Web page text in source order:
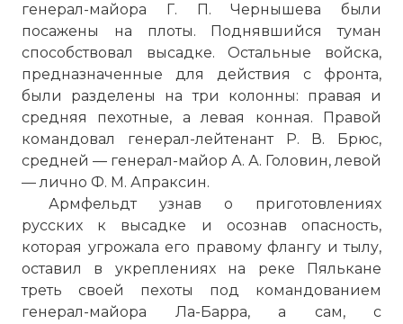
генерал-майора Г. П. Чернышева были
посажены на плоты. Поднявшийся туман
способствовал высадке. Остальные войска,
предназначенные для действия с фронта,
были разделены на три колонны: правая и
средняя пехотные, а левая конная. Правой
командовал генерал-лейтенант Р. В. Брюс,
средней — генерал-майор А. А. Головин, левой
— лично Ф. М. Апраксин.
Армфельдт узнав о приготовлениях
русских к высадке и осознав опасность,
которая угрожала его правому флангу и тылу,
оставил в укреплениях на реке Пялькане
треть своей пехоты под командованием
генерал-майора Ла-Барра, а сам, с